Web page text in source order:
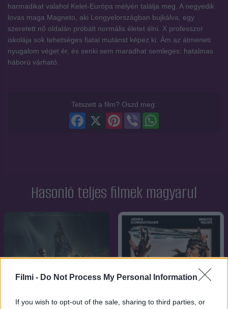
Filmi - Do Not Process My Personal Information
If you wish to opt-out of the sale, sharing to third parties, or
harmadikat valahol Kelet-Európa mélyén találja meg. A negyedik
lovas maga Magneto, aki Lengyelországban bujkálva, egy
szeretett nő oldalán próbált normális életet élni. X professzor
iskolája sok tehetséges fiatal mutánst képez ki. Ám az átmeneti
nyugalom véget ér, és senki sem maradhat semleges: hatalmas
háború várható.
Tetszett a film? Oszd meg:
Viber
Pinterest
Facebook
Hasonló teljes filmek magyarul